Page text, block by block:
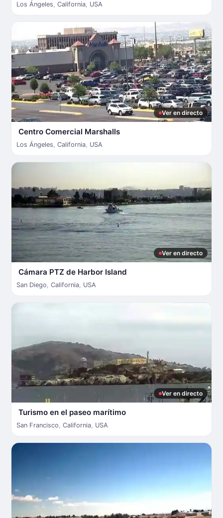
Los Ángeles, California, USA
Ver en directo
Centro Comercial Marshalls
Los Ángeles, California, USA
Ver en directo
Cámara PTZ de Harbor Island
San Diego, California, USA
Ver en directo
Turismo en el paseo marítimo
San Francisco, California, USA